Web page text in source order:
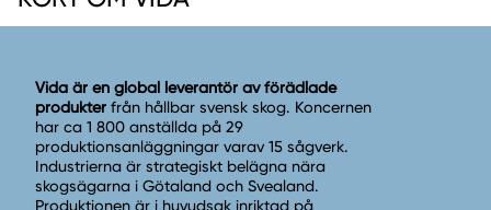
Vida är en global leverantör av förädlade
produkter från hållbar svensk skog. Koncernen
har ca 1 800 anställda på 29
produktionsanläggningar varav 15 sågverk.
Industrierna är strategiskt belägna nära
skogsägarna i Götaland och Svealand.
Produktionen är i huvudsak inriktad på